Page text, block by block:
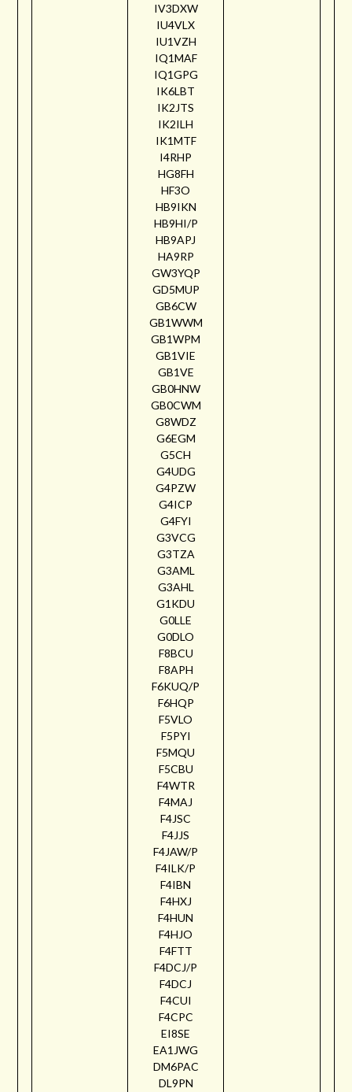
IV3DXW
IU4VLX
IU1VZH
IQ1MAF
IQ1GPG
IK6LBT
IK2JTS
IK2ILH
IK1MTF
I4RHP
HG8FH
HF3O
HB9IKN
HB9HI/P
HB9APJ
HA9RP
GW3YQP
GD5MUP
GB6CW
GB1WWM
GB1WPM
GB1VIE
GB1VE
GB0HNW
GB0CWM
G8WDZ
G6EGM
G5CH
G4UDG
G4PZW
G4ICP
G4FYI
G3VCG
G3TZA
G3AML
G3AHL
G1KDU
G0LLE
G0DLO
F8BCU
F8APH
F6KUQ/P
F6HQP
F5VLO
F5PYI
F5MQU
F5CBU
F4WTR
F4MAJ
F4JSC
F4JJS
F4JAW/P
F4ILK/P
F4IBN
F4HXJ
F4HUN
F4HJO
F4FTT
F4DCJ/P
F4DCJ
F4CUI
F4CPC
EI8SE
EA1JWG
DM6PAC
DL9PN